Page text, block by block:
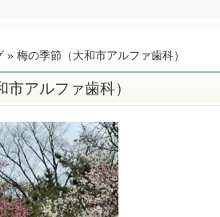
» 梅の季節（大和市アルファ歯科）
アルファ歯科）